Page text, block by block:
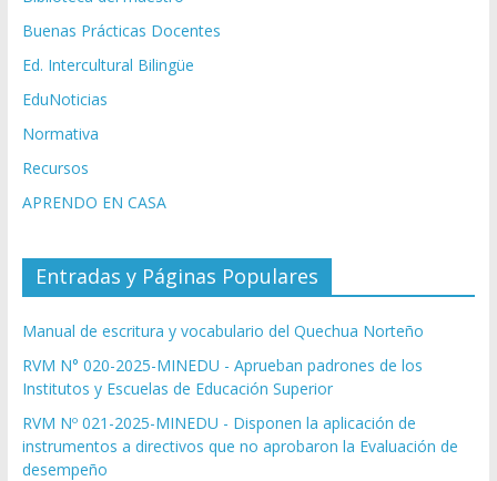
Buenas Prácticas Docentes
Ed. Intercultural Bilingüe
EduNoticias
Normativa
Recursos
APRENDO EN CASA
Entradas y Páginas Populares
Manual de escritura y vocabulario del Quechua Norteño
RVM N° 020-2025-MINEDU - Aprueban padrones de los
Institutos y Escuelas de Educación Superior
RVM Nº 021-2025-MINEDU - Disponen la aplicación de
instrumentos a directivos que no aprobaron la Evaluación de
desempeño